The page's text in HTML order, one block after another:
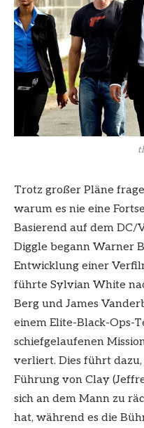
Trotz großer Pläne
warum es nie eine
Basierend auf dem DC/
Diggle begann Warner
Entwicklung einer
führte Sylvian White
Berg und James
einem Elite-Black-Ops-
schiefgelaufenen
verliert. Dies führt
Führung von Clay
sich an dem Mann zu
hat, während es die